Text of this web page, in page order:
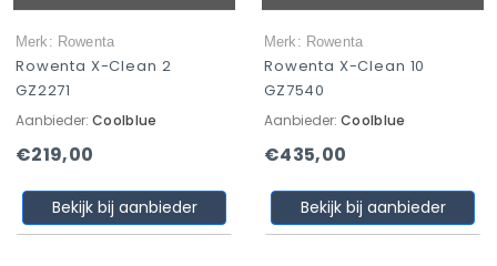
Merk: Rowenta
Rowenta X-Clean 2
GZ2271
Aanbieder: Coolblue
€219,00
Bekijk bij aanbieder
Merk: Rowenta
Rowenta X-Clean 10
GZ7540
Aanbieder: Coolblue
€435,00
Bekijk bij aanbieder